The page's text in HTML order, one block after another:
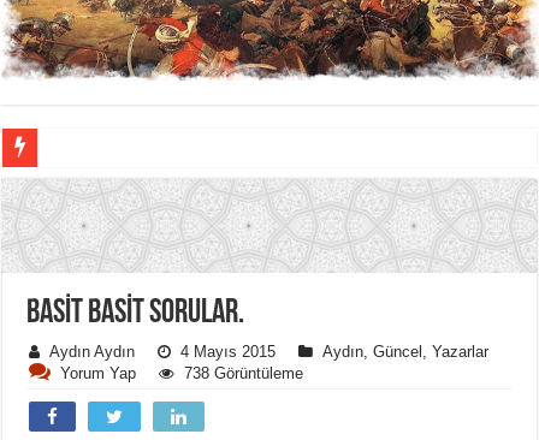
BASİT BASİT SORULAR.
Aydın Aydın 4 Mayıs 2015 Aydın ,Güncel ,Yazarlar
Yorum Yap
738 Görüntüleme